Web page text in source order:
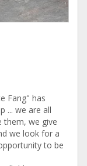
Fang" has
... we are all
them, we give
we look for a
to be